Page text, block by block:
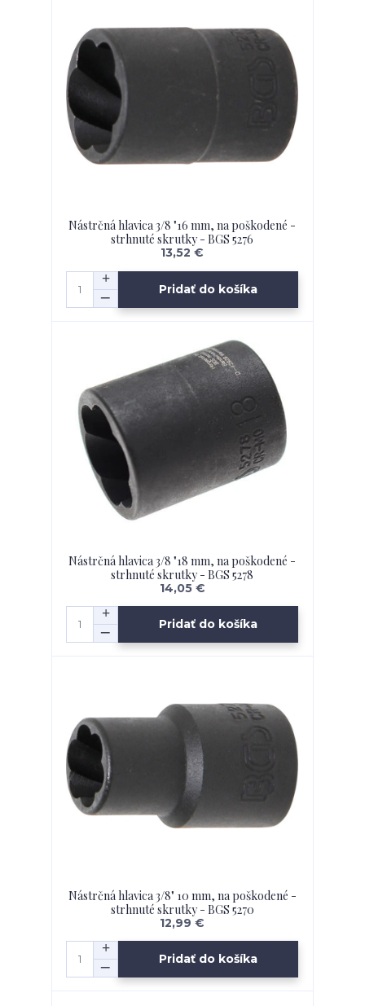
Nástrčná hlavica 3/8 "16 mm, na poškodené -
strhnuté skrutky - BGS 5276
13,52 €
Pridať do košíka
Nástrčná hlavica 3/8 "18 mm, na poškodené -
strhnuté skrutky - BGS 5278
14,05 €
Pridať do košíka
Nástrčná hlavica 3/8" 10 mm, na poškodené -
strhnuté skrutky - BGS 5270
12,99 €
Pridať do košíka